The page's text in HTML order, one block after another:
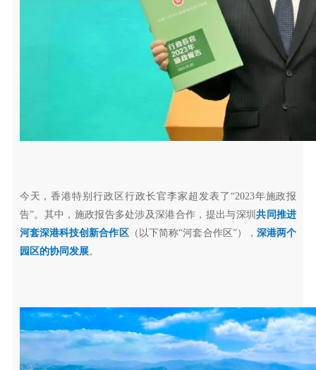
今天，香港特别行政区行政长官李家超发表了“2023年施政报
告”。其中，施政报告多处涉及深港合作，提出与深圳共同推进
河套深港科技创新合作区 （以下简称“河套合作区”），深港两个
园区的协同发展。